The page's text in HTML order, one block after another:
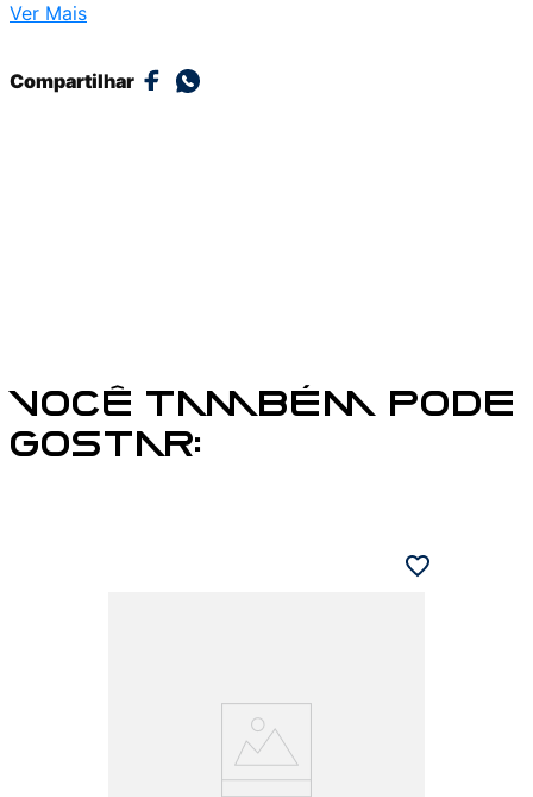
Ver Mais
Compartilhar
VOCÊ TAMBÉM PODE
GOSTAR: